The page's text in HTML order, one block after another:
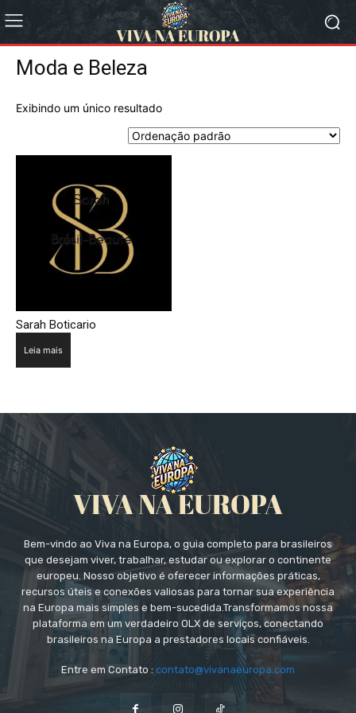
Moda e Beleza
Exibindo um único resultado
Sarah Boticario
Leia mais
Bem-vindo ao Viva na Europa, o guia completo para brasileiros
que desejam viver, trabalhar, estudar ou explorar o continente
europeu. Nosso objetivo é oferecer informações práticas,
recursos úteis e conexões valiosas para tornar sua experiência
na Europa mais simples e bem-sucedida.Transformamos nossa
plataforma em um verdadeiro OLX de serviços, conectando
brasileiros na Europa a prestadores locais confiáveis.
Entre em Contato : contato@vivanaeuropa.com